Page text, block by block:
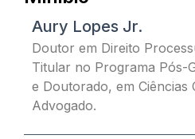
Aury Lopes Jr.
Doutor em Direito
Titular no Programa Pós-
e Doutorado, em Ciências
Advogado.